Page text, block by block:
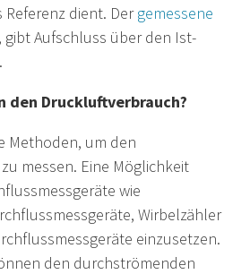
dient. Dergemessene
, gibt Aufschluss über den Ist-
den Druckluftverbrauch?
Methoden, um den
messen. Eine Möglichkeit
wie
Wirbelzähler
einzusetzen.
den durchströmenden